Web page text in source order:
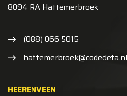
8094 RA Hattemerbroek
(088) 066 5015
hattemerbroek@codedeta.nl
HEERENVEEN